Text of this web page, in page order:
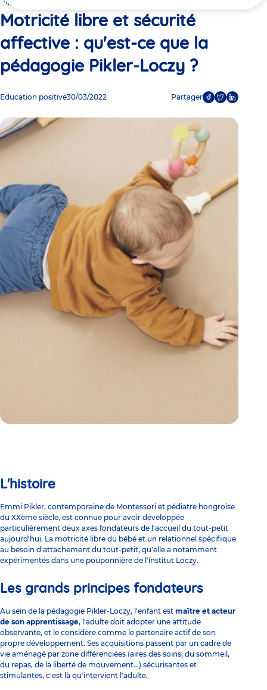
ici
Pikler-Loczy ?
Motricité libre et sécurité
affective : qu'est-ce que la
pédagogie Pikler-Loczy ?
Education positive30/03/2022 Partager
L'histoire
Emmi Pikler, contemporaine de Montessori et pédiatre hongroise
du XXème siècle, est connue pour avoir développée
particulièrement deux axes fondateurs de l'accueil du tout-petit
aujourd'hui. La motricité libre du bébé et un relationnel spécifique
au besoin d'attachement du tout-petit, qu'elle a notamment
expérimentés dans une pouponnière de l'institut Loczy.
Les grands principes fondateurs
Au sein de la pédagogie Pikler-Loczy, l'enfant est maître et acteur
de son apprentissage, l'adulte doit adopter une attitude
observante, et le considère comme le partenaire actif de son
propre développement. Ses acquisitions passent par un cadre de
vie aménagé par zone différenciées (aires des soins, du sommeil,
du repas, de la liberté de mouvement...) sécurisantes et
stimulantes, c'est là qu'intervient l'adulte.